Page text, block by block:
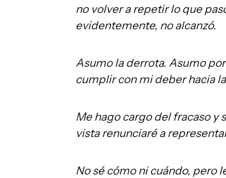
no volver a repetir lo que
evidentemente, no alcanzó.
Asumo la derrota. Asumo
cumplir con mi deber hacia
Me hago cargo del fracaso y
vista renunciaré a
No sé cómo ni cuándo, pero